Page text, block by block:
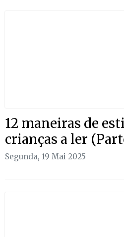
12 maneiras de
crianças a ler
Segunda, 19 Mai 2025